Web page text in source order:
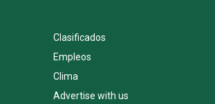
Clasificados
Empleos
Clima
Advertise with us